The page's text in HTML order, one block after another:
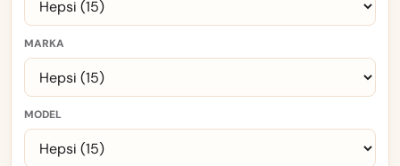
MARKA
MODEL